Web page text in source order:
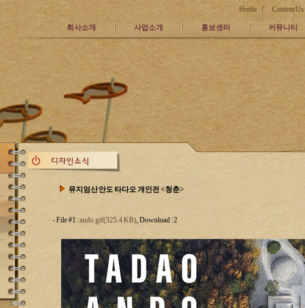
Home / Content Us
회사소개 사업소개 홍보센터 커뮤니티
뮤지엄산 안도 타다오 개인전 <청춘>
- File #1 :ando.gif(325.4 KB), Download : 2